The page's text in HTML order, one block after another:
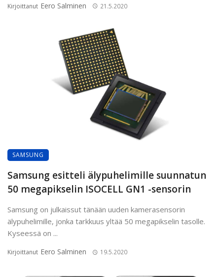
Kirjoittanut Eero Salminen 21.5.2020
SAMSUNG
Samsung esitteli älypuhelimille suunnatun
50 megapikselin ISOCELL GN1 -sensorin
Samsung on julkaissut tänään uuden kamerasensorin
älypuhelimille, jonka tarkkuus yltää 50 megapikselin tasolle.
Kyseessä on ...
Kirjoittanut Eero Salminen 19.5.2020